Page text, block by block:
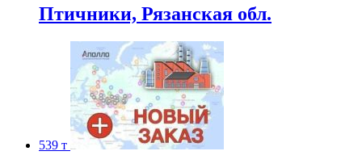
Птичники, Рязанская обл.
539 т